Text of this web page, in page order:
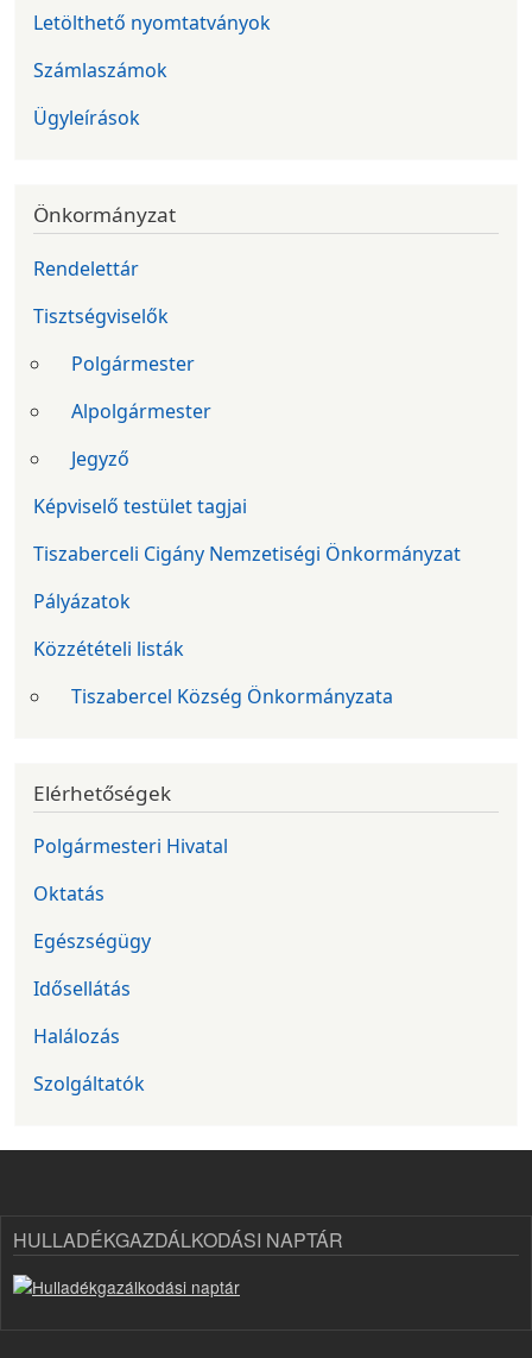
Letölthető nyomtatványok
Számlaszámok
Ügyleírások
Önkormányzat
Rendelettár
Tisztségviselők
Polgármester
Alpolgármester
Jegyző
Képviselő testület tagjai
Tiszaberceli Cigány Nemzetiségi Önkormányzat
Pályázatok
Közzétételi listák
Tiszabercel Község Önkormányzata
Elérhetőségek
Polgármesteri Hivatal
Oktatás
Egészségügy
Idősellátás
Halálozás
Szolgáltatók
HULLADÉKGAZDÁLKODÁSI NAPTÁR